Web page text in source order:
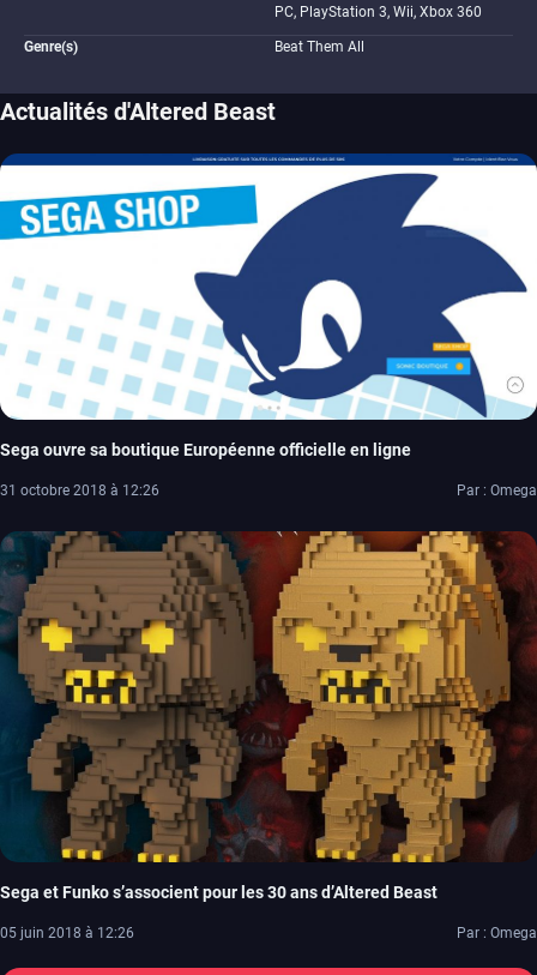
PC, PlayStation 3, Wii, Xbox 360
Genre(s) Beat Them All
Actualités d'Altered Beast
Sega ouvre sa boutique Européenne officielle en ligne
31 octobre 2018 à 12:26 Par : Omega
Sega et Funko s’associent pour les 30 ans d’Altered Beast
05 juin 2018 à 12:26 Par : Omega